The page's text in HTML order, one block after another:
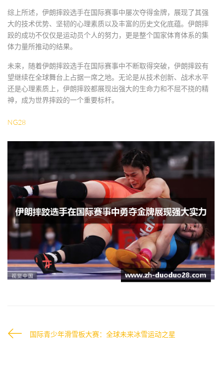
综上所述，伊朗摔跤选手在国际赛事中屡次夺得金牌，展现了其强
大的技术优势、坚韧的心理素质以及丰富的历史文化底蕴。伊朗摔
跤的成功不仅仅是运动员个人的努力，更是整个国家体育体系的集
体力量所推动的结果。
未来，随着伊朗摔跤选手在国际赛事中不断取得突破，伊朗摔跤有
望继续在全球舞台上占据一席之地。无论是从技术创新、战术水平
还是心理素质上，伊朗摔跤都展现出强大的生命力和不屈不挠的精
神，成为世界摔跤的一个重要标杆。
NG28
国际青少年滑雪板大赛：全球未来冰雪运动之星